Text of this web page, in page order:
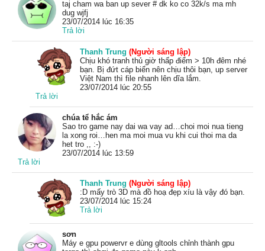
taj cham wa ban up sever # dk ko co 32k/s ma mh
dug wjfj
23/07/2014 lúc 16:35
Trả lời
Thanh Trung (Người sáng lập)
Chịu khó tranh thủ giờ thấp điểm > 10h đêm nhé
bạn. Bị đứt cáp biển nên chịu thôi bạn, up server
Việt Nam thì file nhanh lên dĩa lắm.
23/07/2014 lúc 20:55
Trả lời
chúa tể hắc ám
Sao tro game nay dai wa vay ad…choi moi nua tieng
la xong roi…hen ma moi mua vu khi cui thoi ma da
het tro ,, :-)
23/07/2014 lúc 13:59
Trả lời
Thanh Trung (Người sáng lập)
:D mấy trò 3D mà đồ hoạ đẹp xíu là vậy đó bạn.
23/07/2014 lúc 15:24
Trả lời
sơn
Máy e gpu powervr e dùng gltools chỉnh thành gpu